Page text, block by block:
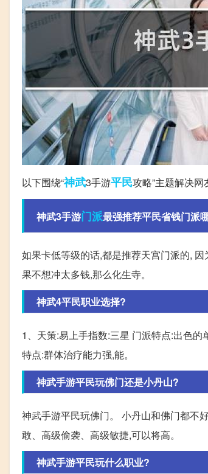
以下围绕“神武3手游平民攻略”主题解决网
神武3手游门派最强推荐平民省钱门派
如果卡低等级的话,都是推荐天宫门派的,
果不想冲太多钱,那么化生寺。
神武4平民职业选择?
1、天策:易上手指数:三星 门派特点:出色
特点:群体治疗能力强,能。
神武手游平民玩佛门还是小丹山?
神武手游平民玩佛门。 小丹山和佛门都不
敢、高级偷袭、高级敏捷,可以将高。
神武手游平民玩什么职业?